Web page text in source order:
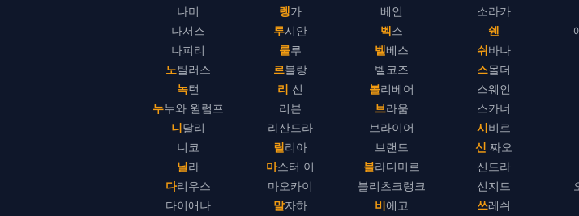
나미
나서스
나피리
노틸러스
녹턴
누누와 윌럼프
니달리
니코
닐라
다리우스
다이애나
렝가
루시안
룰루
르블랑
리 신
리븐
리산드라
릴리아
마스터 이
마오카이
말자하
베인
벡스
벨베스
벨코즈
볼리베어
브라움
브라이어
브랜드
블라디미르
블리츠크랭크
비에고
소라카
쉔
쉬바나
스몰더
스웨인
스카너
시비르
신 짜오
신드라
신지드
쓰레쉬